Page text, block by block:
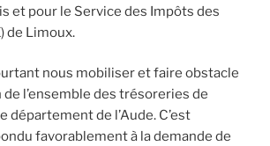
et pour le Service des Impôts des
de Limoux.
nous mobiliser et faire obstacle
l’ensemble des trésoreries de
département de l’Aude. C’est
favorablement à la demande de